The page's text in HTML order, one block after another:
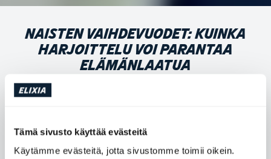
Tämä sivusto käyttää evästeitä
Käytämme evästeitä, jotta sivustomme toimii oikein.
NAISTEN VAIHDEVUODET: KUINKA
HARJOITTELU VOI PARANTAA
ELÄMÄNLAATUA
vaihdevuosiin. Tässä artikkelissa Siv kertoo, miksi
harjoittelu vaihdevuosien aikana on tärkeää.